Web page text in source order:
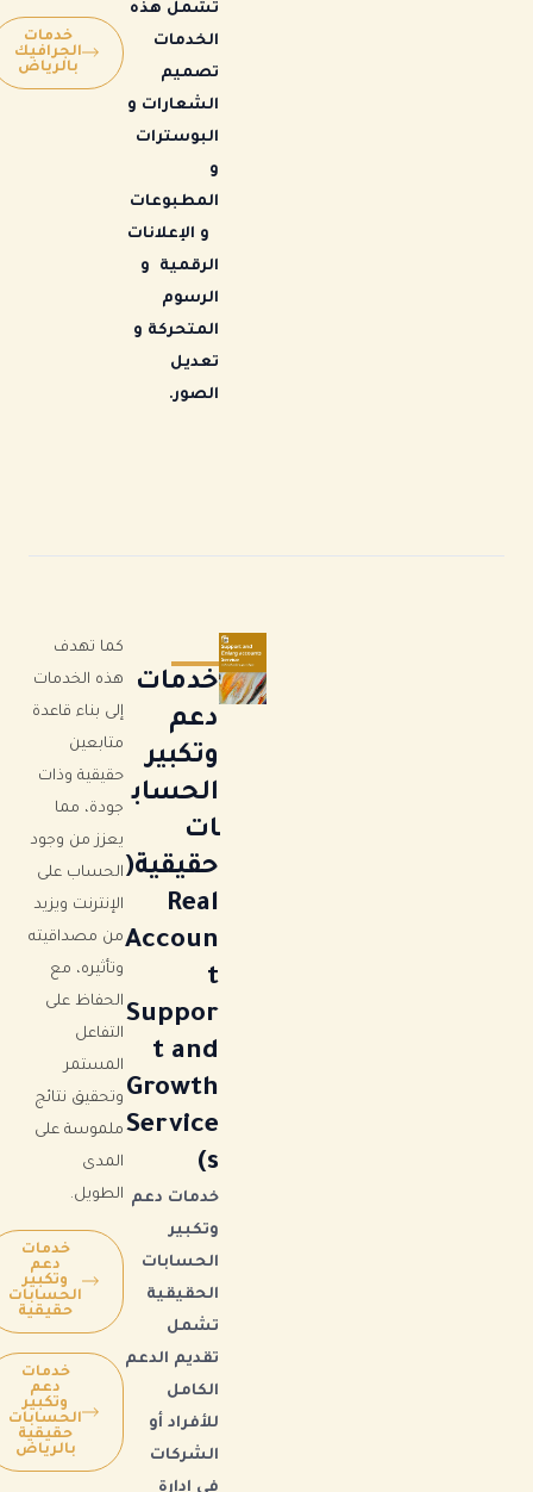
تشمل هذه
الخدمات
تصميم
الشعارات و
البوسترات
المطبوعات
و الإعلانات
الرقمية و
الرسوم
المتحركة و
تعديل
الصور.
خدمات
الجرافيك
بالرياض
خدمات
دعم
وتكبير
الحساب
ات
حقيقية(
Real
Accoun
Suppor
t and
Growth
Service
خدمات دعم
وتكبير
الحسابات
الحقيقية
تشمل
تقديم الدعم
الكامل
للأفراد أو
الشركات
كما تهدف
هذه الخدمات
إلى بناء قاعدة
متابعين
حقيقية وذات
جودة، مما
يعزز من وجود
الحساب على
الإنترنت ويزيد
من مصداقيته
وتأثيره، مع
الحفاظ على
التفاعل
المستمر
وتحقيق نتائج
ملموسة على
المدى
الطويل.
خدمات
دعم
وتكبير
الحسابات
حقيقية
خدمات
دعم
وتكبير
الحسابات
حقيقية
بالرياض